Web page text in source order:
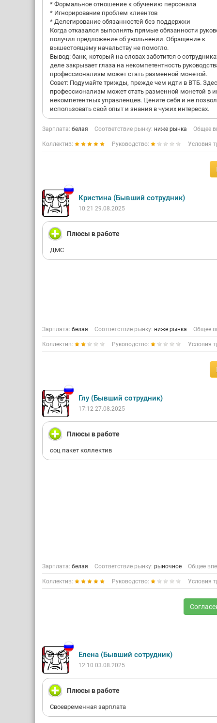
* Формальное отношение к обучению персонала
* Игнорирование проблем клиентов
* Делегирование обязанностей без поддержки
Когда отказался выполнять прямые обязанности
получил предложение об увольнении. Обращение к
вышестоящему начальству не помогло.
Вывод: банк, который на словах заботится о
деле закрывает глаза на некомпетентность
профессионализм может стать разменной монетой.
Совет: Подумайте трижды, прежде чем идти в ВТБ.
профессионализм может стать разменной монетой в
некомпетентных управленцев. Цените себя и не
использовать свой опыт и знания в чужих интересах.
Зарплата: белая Соответствие рынку: ниже рынка Общее
Коллектив: Руководство: Условия
Кристина (Бывший сотрудник)
10:21 29.08.2025
Плюсы в работе
ДМС
Зарплата: белая Соответствие рынку: ниже рынка Общее
Коллектив: Руководство: Условия
Глу (Бывший сотрудник)
17:12 27.08.2025
Плюсы в работе
соц пакет коллектив
Зарплата: белая Соответствие рынку: рыночное Общее
Коллектив: Руководство: Условия
Елена (Бывший сотрудник)
12:10 03.08.2025
Плюсы в работе
Своевременная зарплата